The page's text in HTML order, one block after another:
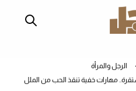
الرجل والمرأة
مهارات خفية تنقذ الحب من الملل